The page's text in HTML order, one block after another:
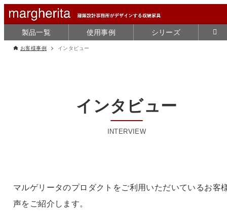
製品一覧 使用事例 シリーズ
お客様事例 インタビュー
インタビュー
マルゲリータのプロダクトをご利用いただいているお客
声をご紹介します。